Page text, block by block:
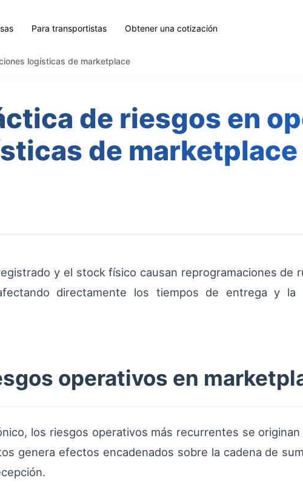
Para transportistas Obtener una cotización
logísticas de marketplace
de riesgos en
de marketplace
y el stock físico causan reprogramaciones de
directamente los tiempos de entrega y la
operativos en
los riesgos operativos más recurrentes se
genera efectos encadenados sobre la cadena de